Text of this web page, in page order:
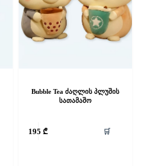
Bubble Tea ძაღლის პლუშის
სათამაშო
195₾ 🛒